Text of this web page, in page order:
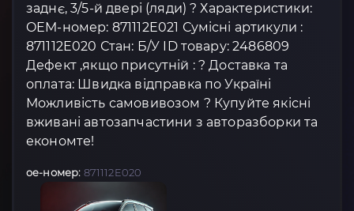
заднє, 3/5-й двері (ляди) ? Характеристики:
OEM-номер: 871112E021 Сумісні артикули :
871112E020 Стан: Б/У ID товару: 2486809
Дефект ,якщо присутній : ? Доставка та
оплата: Швидка відправка по Україні
Можливість самовивозом ? Купуйте якісні
вживані автозапчастини з авторазборки та
економте!
oe-номер: 871112E020